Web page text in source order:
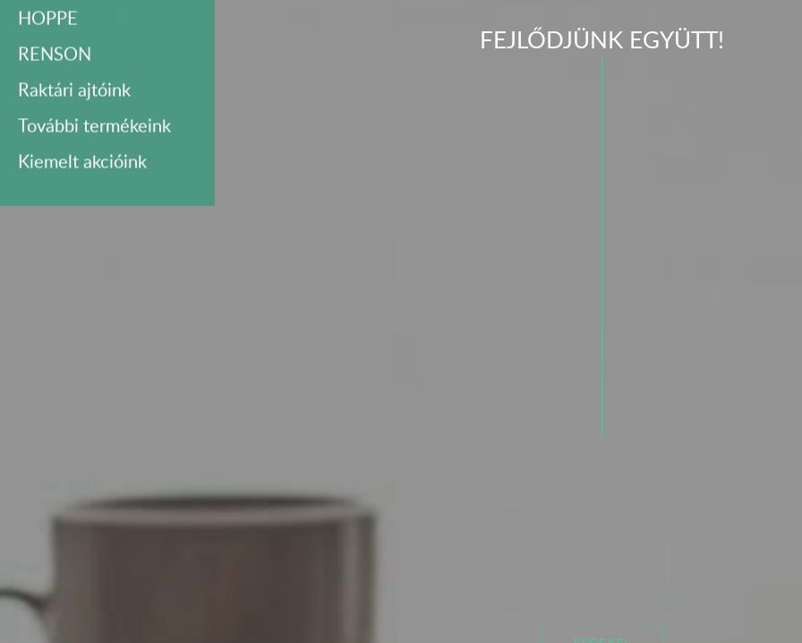
FEJLŐDJÜNK EGYÜTT!
HOPPE
RENSON
Raktári ajtóink
További termékeink
Kiemelt akcióink